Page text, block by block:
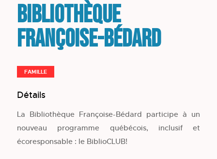
Bibliothèque
Françoise-Bédard
FAMILLE
Détails
La Bibliothèque Françoise-Bédard participe à un
nouveau programme québécois, inclusif et
écoresponsable : le BiblioCLUB!